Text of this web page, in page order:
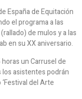
España de Equitación
el programa a las
de mulos y a las
en su XX aniversario.
un Carrusel de
los asistentes podrán
del Arte